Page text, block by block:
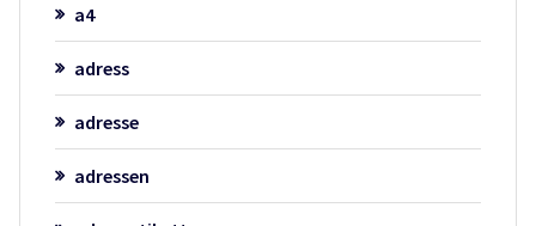
a4
adress
adresse
adressen